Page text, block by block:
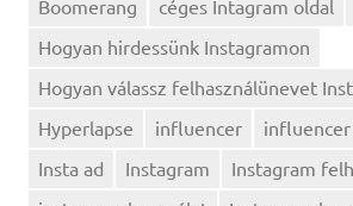
Boomerang céges Intagram oldal
Hogyan hirdessünk Instagramon
Hogyan válassz felhasználünevet
Hyperlapse
influencer
Insta ad
Instagram
Instagram